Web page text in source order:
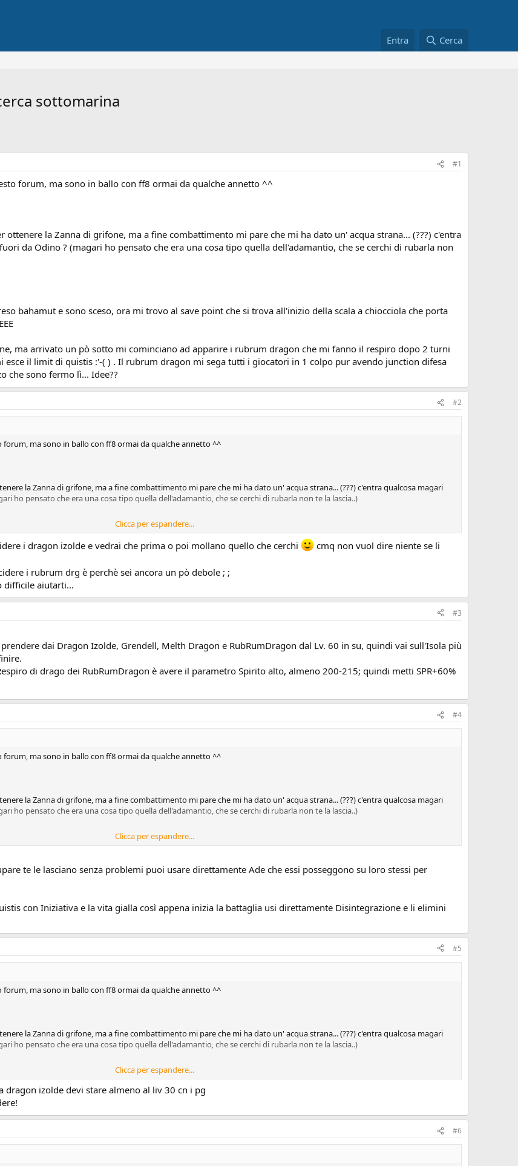
Entra Cerca
sottomarina
#1
forum, ma sono in ballo con ff8 ormai da qualche annetto ^^
la Zanna di grifone, ma a fine combattimento mi pare che mi ha dato un' acqua strana... (???) c'entra
da Odino ? (magari ho pensato che era una cosa tipo quella dell'adamantio, che se cerchi di rubarla non
bahamut e sono sceso, ora mi trovo al save point che si trova all'inizio della scala a chiocciola che porta
ma arrivato un pò sotto mi cominciano ad apparire i rubrum dragon che mi fanno il respiro dopo 2 turni
esce il limit di quistis :'-( ) . Il rubrum dragon mi sega tutti i giocatori in 1 colpo pur avendo junction difesa
che sono fermo lì... Idee??
#2
ma sono in ballo con ff8 ormai da qualche annetto ^^
la Zanna di grifone, ma a fine combattimento mi pare che mi ha dato un' acqua strana... (???) c'entra qualcosa magari
ho pensato che era una cosa tipo quella dell'adamantio, che se cerchi di rubarla non te la lascia..)
e sono sceso, ora mi trovo al save point che si trova all'inizio della scala a chiocciola che porta fino sotto: NON RIESCO
arrivato un pò sotto mi cominciano ad apparire i rubrum dragon che mi fanno il respiro dopo 2 turni (sfigati xk pur facendo
rubrum dragon mi sega tutti i giocatori in 1 colpo pur avendo junction difesa elementale firaga... è un anno e mezzo che
Clicca per espandere...
i dragon izolde e vedrai che prima o poi mollano quello che cerchi
cmq non vuol dire niente se li
i rubrum drg è perchè sei ancora un pò debole ; ;
difficile aiutarti...
#3
dai Dragon Izolde, Grendell, Melth Dragon e RubRumDragon dal Lv. 60 in su, quindi vai sull'Isola più
di drago dei RubRumDragon è avere il parametro Spirito alto, almeno 200-215; quindi metti SPR+60%
#4
ma sono in ballo con ff8 ormai da qualche annetto ^^
la Zanna di grifone, ma a fine combattimento mi pare che mi ha dato un' acqua strana... (???) c'entra qualcosa magari
ho pensato che era una cosa tipo quella dell'adamantio, che se cerchi di rubarla non te la lascia..)
arrivato un pò sotto mi cominciano ad apparire i rubrum dragon che mi fanno il respiro dopo 2 turni (sfigati xk pur facendo
Clicca per espandere...
te le lasciano senza problemi puoi usare direttamente Ade che essi posseggono su loro stessi per
con Iniziativa e la vita gialla così appena inizia la battaglia usi direttamente Disintegrazione e li elimini
#5
ma sono in ballo con ff8 ormai da qualche annetto ^^
la Zanna di grifone, ma a fine combattimento mi pare che mi ha dato un' acqua strana... (???) c'entra qualcosa magari
ho pensato che era una cosa tipo quella dell'adamantio, che se cerchi di rubarla non te la lascia..)
e sono sceso, ora mi trovo al save point che si trova all'inizio della scala a chiocciola che porta fino sotto: NON RIESCO
arrivato un pò sotto mi cominciano ad apparire i rubrum dragon che mi fanno il respiro dopo 2 turni (sfigati xk pur facendo
rubrum dragon mi sega tutti i giocatori in 1 colpo pur avendo junction difesa elementale firaga... è un anno e mezzo che
Clicca per espandere...
dragon izolde devi stare almeno al liv 30 cn i pg
#6